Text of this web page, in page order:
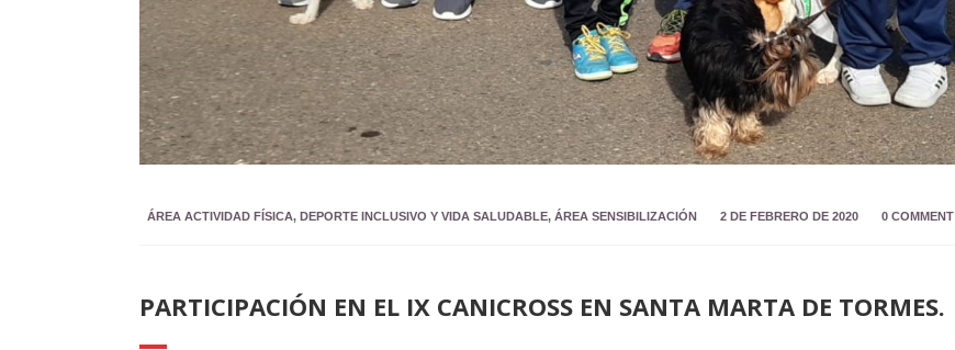
ÁREA ACTIVIDAD FÍSICA, DEPORTE INCLUSIVO Y VIDA SALUDABLE, ÁREA SENSIBILIZACIÓN 2 DE FEBRERO DE 2020 0 COMMENT
PARTICIPACIÓN EN EL IX CANICROSS EN SANTA MARTA DE TORMES.